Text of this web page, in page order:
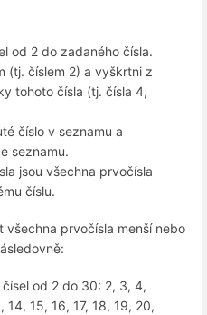
od 2 do zadaného čísla.
(tj. číslem 2) a vyškrtni z
tohoto čísla (tj. čísla 4,
číslo v seznamu a
seznamu.
jsou všechna prvočísla
číslu.
prvočísla menší nebo
od 2 do 30: 2, 3, 4,
14, 15, 16, 17, 18, 19, 20,